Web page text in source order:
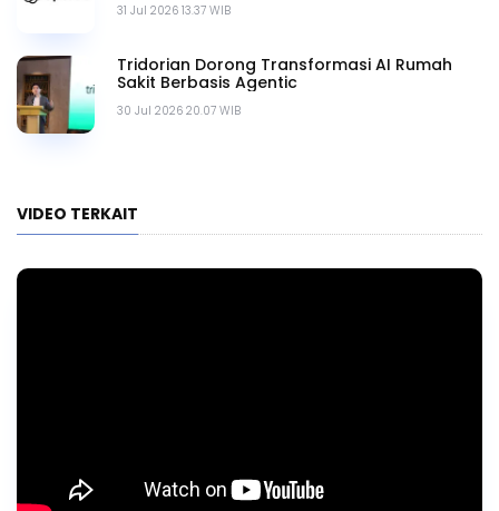
31 Jul 2026 13.37 WIB
30 Jul 2026 20.07 WIB
Tridorian Dorong Transformasi AI Rumah
Sakit Berbasis Agentic
VIDEO TERKAIT